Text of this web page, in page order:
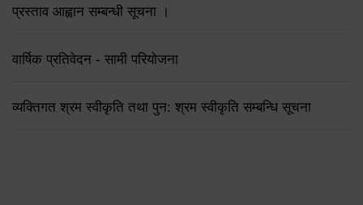
प्रस्ताव आह्वान सम्बन्धी सूचना ।
वार्षिक प्रतिवेदन - सामी परियोजना
व्यक्तिगत श्रम स्वीकृति तथा पुन: श्रम स्वीकृति सम्बन्धि सूचना